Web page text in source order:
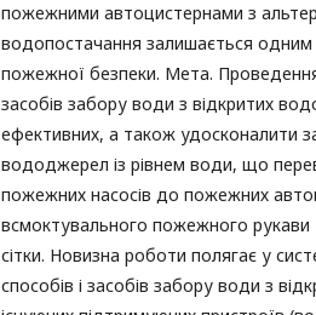
пожежними автоцистернами з
водопостачання залишається одним
пожежної безпеки. Мета. Проведення
засобів забору води з відкритих
ефективних, а також удосконалити
вододжерел із рівнем води, що
пожежних насосів до пожежних
всмоктувального пожежного
сітки. Новизна роботи полягає у
способів і засобів забору води з